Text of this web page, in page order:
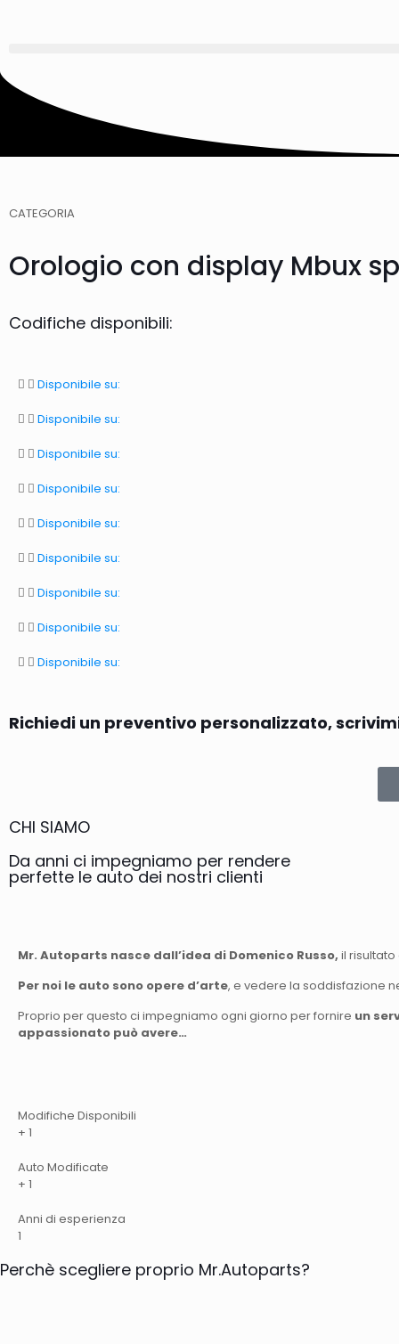
CATEGORIA
Orologio con display Mbux
Codifiche disponibili:
Disponibile su:
Disponibile su:
Disponibile su:
Disponibile su:
Disponibile su:
Disponibile su:
Disponibile su:
Disponibile su:
Disponibile su:
Richiedi un preventivo personalizzato,
CHI SIAMO
Da anni ci impegniamo per rendere
perfette le auto dei nostri clienti
Mr. Autoparts nasce dall’idea di Domenico Russo, il
Per noi le auto sono opere d’arte, e vedere la soddisfazione
Proprio per questo ci impegniamo ogni giorno per fornire un
appassionato può avere…
Modifiche Disponibili
+ 1
Auto Modificate
+ 1
Anni di esperienza
1
Perchè scegliere proprio Mr.Autoparts?